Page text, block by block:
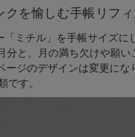
クを愉しむ手帳リフ
ミチル」を手帳サイズに
分と、月の満ち欠けや願
ジのデザインは変更にな
す。